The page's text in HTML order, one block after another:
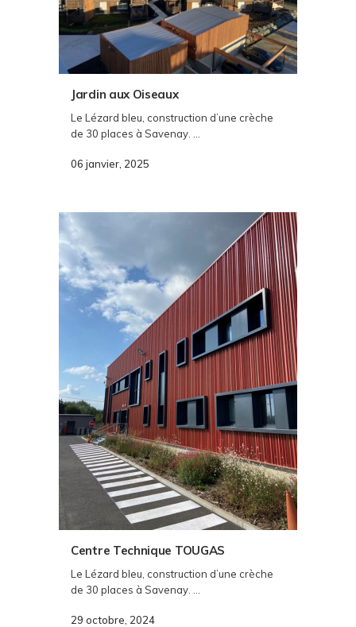
Jardin aux Oiseaux
Le Lézard bleu, construction d’une crèche
de 30 places à Savenay. ...
06 janvier, 2025
Centre Technique TOUGAS
Le Lézard bleu, construction d’une crèche
de 30 places à Savenay. ...
29 octobre, 2024